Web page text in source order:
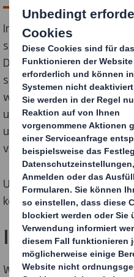
Im Mai 2019 wurden wir
strategischen Partner der
Da wir die
stärker
wollten wir die führenden
unser Unternehmen
und dazu beizutragen,
voranzutreiben - für uns
Unsere Arbeit mit der
konzentriert sich auf drei
Innovation
Wir arbeiten mit der